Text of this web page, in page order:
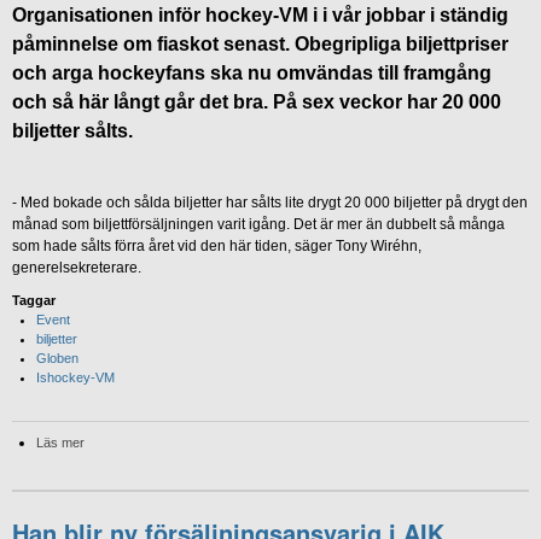
Organisationen inför hockey-VM i i vår jobbar i ständig
påminnelse om fiaskot senast. Obegripliga biljettpriser
och arga hockeyfans ska nu omvändas till framgång
och så här långt går det bra. På sex veckor har 20 000
biljetter sålts.
- Med bokade och sålda biljetter har sålts lite drygt 20 000 biljetter på drygt den
månad som biljettförsäljningen varit igång. Det är mer än dubbelt så många
som hade sålts förra året vid den här tiden, säger Tony Wiréhn,
generelsekreterare.
Taggar
Event
biljetter
Globen
Ishockey-VM
Läs mer